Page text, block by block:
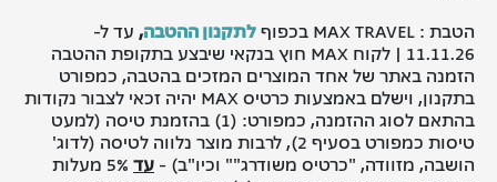
הטבת : MAX TRAVEL בכפוף
לתקנון ההטבה, עד ל-
11.11.26 | לקוח MAX חוץ בנקאי שיבצע בתקופת ההטבה
הזמנה באתר של אחד המוצרים המזכים בהטבה, כמפורט
בתקנון, וישלם באמצעות כרטיס MAX יהיה זכאי לצבור נקודות
בהתאם לסוג ההזמנה, כמפורט: (1) בהזמנת טיסה (למעט
טיסות כמפורט בסעיף 2), לרבות מוצר נלווה לטיסה (לדוג'
הושבה, מזוודה, "כרטיס משודרג"" וכיו"ב) - עד
5% מעלות